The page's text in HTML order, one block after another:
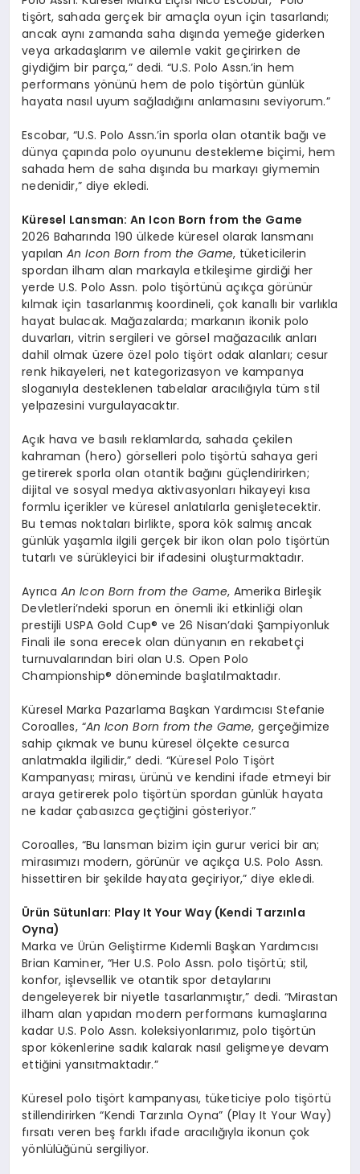
tişört, sahada gerçek bir amaçla oyun için tasarlandı;
ancak aynı zamanda saha dışında yemeğe giderken
veya arkadaşlarım ve ailemle vakit geçirirken de
giydiğim bir parça,” dedi. “U.S. Polo Assn.’in hem
performans yönünü hem de polo tişörtün günlük
hayata nasıl uyum sağladığını anlamasını seviyorum.”
Escobar, “U.S. Polo Assn.’in sporla olan otantik bağı ve
dünya çapında polo oyununu destekleme biçimi, hem
sahada hem de saha dışında bu markayı giymemin
nedenidir,” diye ekledi.
Küresel Lansman: An Icon Born from the Game
2026 Baharında 190 ülkede küresel olarak lansmanı
yapılanAn Icon Born from the Game, tüketicilerin
spordan ilham alan markayla etkileşime girdiği her
yerde U.S. Polo Assn. polo tişörtünü açıkça görünür
kılmak için tasarlanmış koordineli, çok kanallı bir varlıkla
hayat bulacak. Mağazalarda; markanın ikonik polo
duvarları, vitrin sergileri ve görsel mağazacılık anları
dahil olmak üzere özel polo tişört odak alanları; cesur
renk hikayeleri, net kategorizasyon ve kampanya
sloganıyla desteklenen tabelalar aracılığıyla tüm stil
yelpazesini vurgulayacaktır.
Açık hava ve basılı reklamlarda, sahada çekilen
kahraman (hero) görselleri polo tişörtü sahaya geri
getirerek sporla olan otantik bağını güçlendirirken;
dijital ve sosyal medya aktivasyonları hikayeyi kısa
formlu içerikler ve küresel anlatılarla genişletecektir.
Bu temas noktaları birlikte, spora kök salmış ancak
günlük yaşamla ilgili gerçek bir ikon olan polo tişörtün
tutarlı ve sürükleyici bir ifadesini oluşturmaktadır.
AyrıcaAn Icon Born from the Game, Amerika Birleşik
Devletleri’ndeki sporun en önemli iki etkinliği olan
prestijli USPA Gold Cup® ve 26 Nisan’daki Şampiyonluk
Finali ile sona erecek olan dünyanın en rekabetçi
turnuvalarından biri olan U.S. Open Polo
Championship® döneminde başlatılmaktadır.
Küresel Marka Pazarlama Başkan Yardımcısı Stefanie
Coroalles, “An Icon Born from the Game, gerçeğimize
sahip çıkmak ve bunu küresel ölçekte cesurca
anlatmakla ilgilidir,” dedi. “Küresel Polo Tişört
Kampanyası; mirası, ürünü ve kendini ifade etmeyi bir
araya getirerek polo tişörtün spordan günlük hayata
ne kadar çabasızca geçtiğini gösteriyor.”
Coroalles, “Bu lansman bizim için gurur verici bir an;
mirasımızı modern, görünür ve açıkça U.S. Polo Assn.
hissettiren bir şekilde hayata geçiriyor,” diye ekledi.
Ürün Sütunları: Play It Your Way (Kendi Tarzınla
Oyna)
Marka ve Ürün Geliştirme Kıdemli Başkan Yardımcısı
Brian Kaminer, “Her U.S. Polo Assn. polo tişörtü; stil,
konfor, işlevsellik ve otantik spor detaylarını
dengeleyerek bir niyetle tasarlanmıştır,” dedi. “Mirastan
ilham alan yapıdan modern performans kumaşlarına
kadar U.S. Polo Assn. koleksiyonlarımız, polo tişörtün
spor kökenlerine sadık kalarak nasıl gelişmeye devam
ettiğini yansıtmaktadır.”
Küresel polo tişört kampanyası, tüketiciye polo tişörtü
stillendirirken “Kendi Tarzınla Oyna” (Play It Your Way)
fırsatı veren beş farklı ifade aracılığıyla ikonun çok
yönlülüğünü sergiliyor.